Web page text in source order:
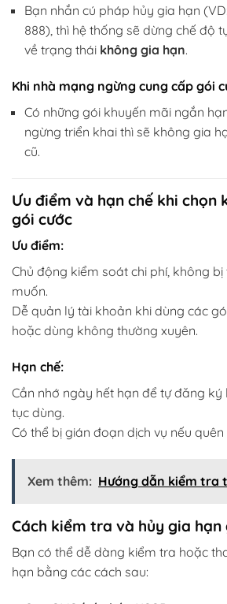
Bạn nhắn cú pháp hủy gia hạn
888), thì hệ thống sẽ dừng chế độ
về trạng thái không gia hạn.
Khi nhà mạng ngừng cung cấp gói
Có những gói khuyến mãi ngắn
ngừng triển khai thì sẽ không gia
cũ.
Ưu điểm và hạn chế khi chọn
gói cước
Ưu điểm:
Chủ động kiểm soát chi phí, không
muốn.
Dễ quản lý tài khoản khi dùng các
hoặc dùng không thường xuyên.
Hạn chế:
Cần nhớ ngày hết hạn để tự đăng ký
tục dùng.
Có thể bị gián đoạn dịch vụ nếu
Xem thêm: Hướng dẫn kiểm tra
Cách kiểm tra và hủy gia hạn
Bạn có thể dễ dàng kiểm tra hoặc
hạn bằng các cách sau: